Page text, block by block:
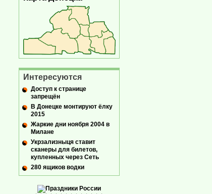
Интересуются
Доступ к странице
запрещён
В Донецке монтируют ёлку
2015
Жаркие дни ноября 2004 в
Милане
Укрзализныця ставит
сканеры для билетов,
купленных через Сеть
280 ящиков водки